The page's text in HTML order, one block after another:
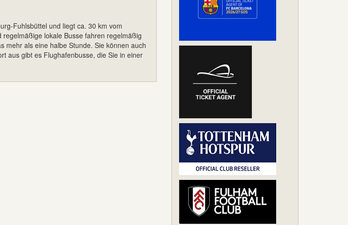
Fuhlsbüttel und liegt ca. 30 km vom
lokale Busse fahren regelmäßig
mehr als eine halbe Stunde. Sie können auch
aus gibt es Flughafenbusse, die Sie in einer